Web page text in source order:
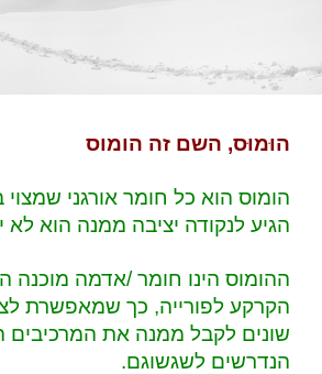
הוּמוּס, השם זה הומוס
הומוס הוא כל חומר אורגני
הגיע לנקודה יציבה ממנה הוא לא
ההומוס הינו חומר /אדמה מוכנה
הקרקע לפורייה, כך שמאפשרת
שונים לקבל ממנה את המרכיבים
הנדרשים לשגשוגם.